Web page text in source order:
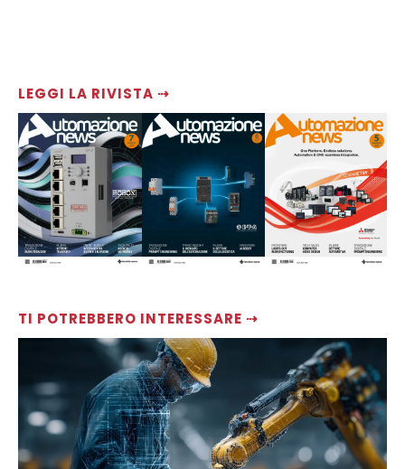
LEGGI LA RIVISTA ⇢
TI POTREBBERO INTERESSARE ⇢